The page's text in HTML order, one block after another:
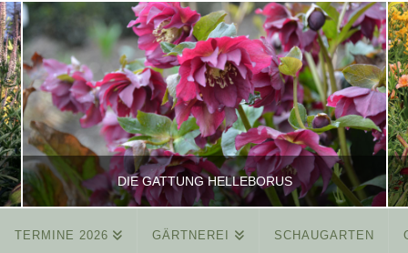
DIE GATTUNG HELLEBORUS
TERMINE 2026 GÄRTNEREI SCHAUGARTEN